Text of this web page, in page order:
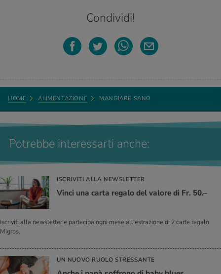
Condividi!
HOME ALIMENTAZIONE MANGIARE SANO
Potrebbe interessarti anche:
ISCRIVITI ALLA NEWSLETTER
Vinci una carta regalo del valore di Fr. 50.–
Iscriviti alla newsletter e partecipa ogni mese all’estrazione di 2 carte regalo
Migros.
UN NUOVO RUOLO STRESSANTE